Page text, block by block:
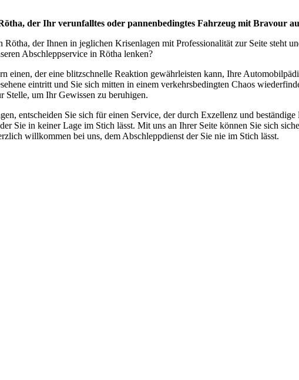
der Ihr verunfalltes oder pannenbedingtes Fahrzeug mit Bravour
Rötha, der Ihnen in jeglichen Krisenlagen mit Professionalität zur Seite steht
Abschleppservice in Rötha lenken?
einen, der eine blitzschnelle Reaktion gewährleisten kann, Ihre
eintritt und Sie sich mitten in einem verkehrsbedingten Chaos
Stelle, um Ihr Gewissen zu beruhigen.
entscheiden Sie sich für einen Service, der durch Exzellenz und
Sie in keiner Lage im Stich lässt. Mit uns an Ihrer Seite können Sie sich
willkommen bei uns, dem Abschleppdienst der Sie nie im Stich lässt.